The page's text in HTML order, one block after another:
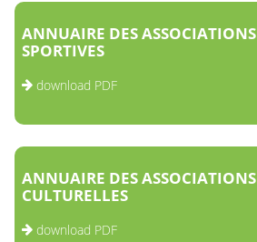
ANNUAIRE DES ASSOCIATIONS
SPORTIVES
download PDF
ANNUAIRE DES ASSOCIATIONS
CULTURELLES
download PDF